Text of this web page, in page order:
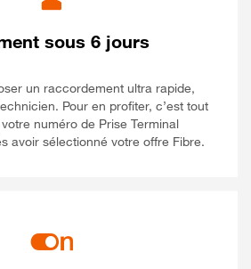
sous 6 jours
un raccordement ultra rapide,
Pour en profiter, c’est tout
numéro de Prise Terminal
avoir sélectionné votre offre Fibre.